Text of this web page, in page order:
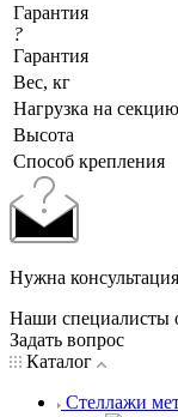
Гарантия
?
Гарантия
Вес, кг
Нагрузка на
Высота
Cпособ крепления
Нужна
Наши специалисты
Задать вопрос
Каталог
Стеллажи